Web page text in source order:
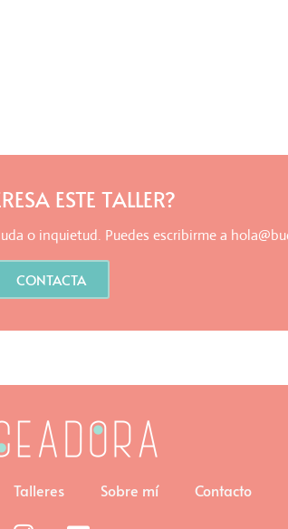
ESTE TALLER?
o inquietud. Puedes escribirme a
CONTACTA
Talleres Sobre mí Contacto